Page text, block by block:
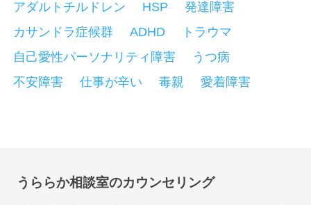
アダルトチルドレン HSP
発達障害
カサンドラ症候群
ADHD
トラウマ
自己愛性パーソナリティ障害
うつ病
不安障害
仕事が辛い 毒親 愛着障害
うららか相談室のカウンセリング